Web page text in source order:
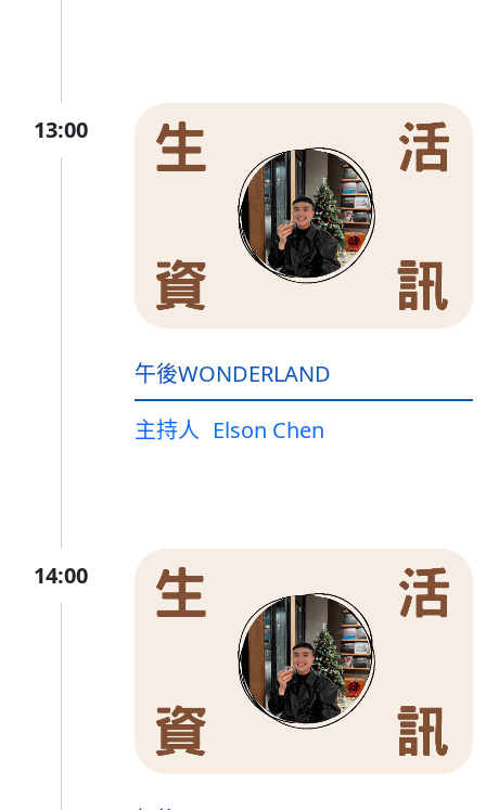
13:00
午後WONDERLAND
主持人 Elson Chen
14:00